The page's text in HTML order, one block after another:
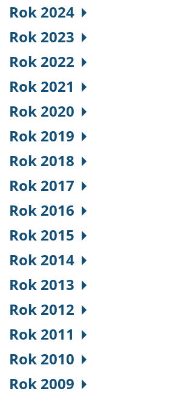
Rok 2024
Rok 2023
Rok 2022
Rok 2021
Rok 2020
Rok 2019
Rok 2018
Rok 2017
Rok 2016
Rok 2015
Rok 2014
Rok 2013
Rok 2012
Rok 2011
Rok 2010
Rok 2009